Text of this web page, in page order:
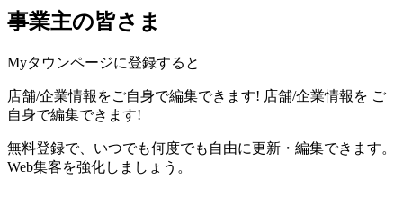
事業主の皆さま
Myタウンページに登録すると
店舗/企業情報をご自身で編集できます! 店舗/企業情報を ご
自身で編集できます!
無料登録で、いつでも何度でも自由に更新・編集できます。
Web集客を強化しましょう。